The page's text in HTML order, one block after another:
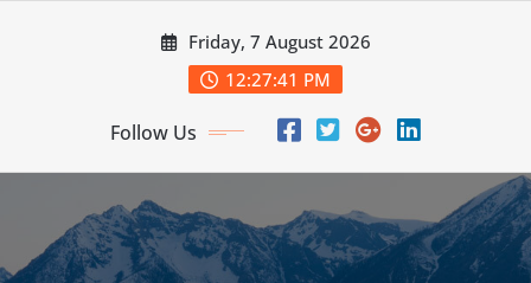
Friday, 7 August 2026
12:27:42 PM
Follow Us